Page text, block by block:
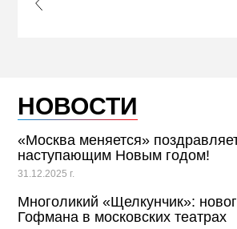
НОВОСТИ
«Москва меняется»
наступающим Новым годом!
31.12.2025 г.
Многоликий «Щелкунчик»:
Гофмана в московских театрах